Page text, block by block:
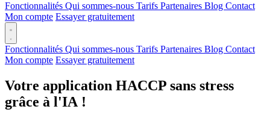
Fonctionnalités Qui sommes-nous Tarifs Partenaires Blog Contact
Mon compte Essayer gratuitement
Fonctionnalités Qui sommes-nous Tarifs Partenaires Blog Contact
Mon compte Essayer gratuitement
Votre application HACCP sans stress
grâce à l'IA !